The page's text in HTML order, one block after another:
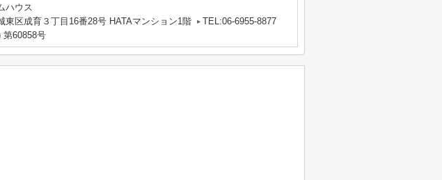
ハウス
東区成育３丁目16番28号 HATAマンション1階
TEL:06-6955-8877
第60858号